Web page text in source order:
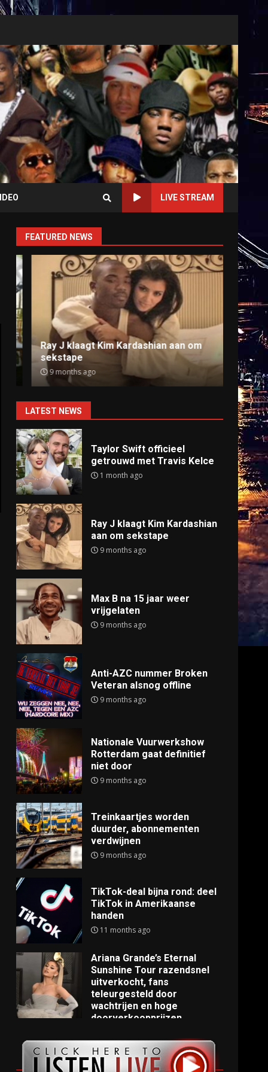
LIVE STREAM
FEATURED NEWS
Ray J klaagt Kim Kardashian aan om
sekstape
9 months ago
Anti-
9
LATEST NEWS
Taylor Swift officieel
getrouwd met Travis Kelce
1 month ago
Ray J klaagt Kim Kardashian
aan om sekstape
9 months ago
Max B na 15 jaar weer
vrijgelaten
9 months ago
Anti-AZC nummer Broken
Veteran alsnog offline
9 months ago
Nationale Vuurwerkshow
Rotterdam gaat definitief
niet door
9 months ago
Treinkaartjes worden
duurder, abonnementen
verdwijnen
9 months ago
TikTok-deal bijna rond: deel
TikTok in Amerikaanse
handen
11 months ago
Ariana Grande’s Eternal
Sunshine Tour razendsnel
uitverkocht, fans
teleurgesteld door
wachtrijen en hoge
doorverkoopprijzen